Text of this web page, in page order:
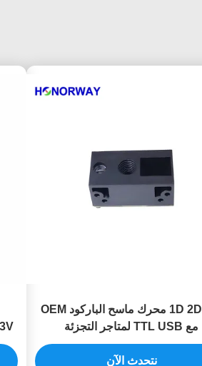
1D 2D QR محرك ماسح الباركود OEM
مع TTL USB لمتاجر التجزئة
نتحدث الآن